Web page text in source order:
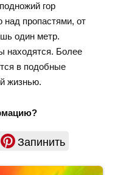
гор
над пропастями, от
один метр.
находятся. Более
в подобные
жизнью.
Запинить